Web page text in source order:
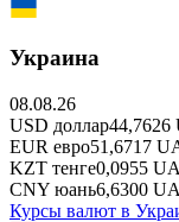
Украина
08.08.26
USD доллар44,7626
EUR евро51,6717
KZT тенге0,0955
CNY юань6,6300
Курсы валют в